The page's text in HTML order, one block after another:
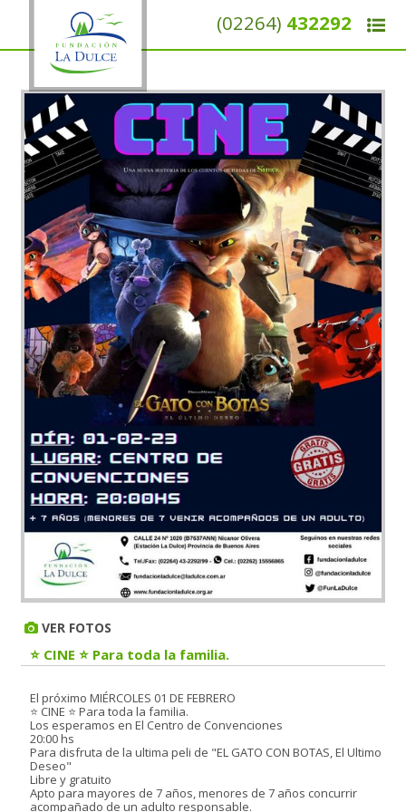
(02264) 432292
VER FOTOS
⭐️ CINE ⭐️ Para toda la familia.
El próximo MIÉRCOLES 01 DE FEBRERO
⭐️ CINE ⭐️ Para toda la familia.
Los esperamos en El Centro de Convenciones
20:00 hs
Para disfruta de la ultima peli de "EL GATO CON BOTAS, El Ultimo
Deseo"
Libre y gratuito
Apto para mayores de 7 años, menores de 7 años concurrir
acompañado de un adulto responsable.